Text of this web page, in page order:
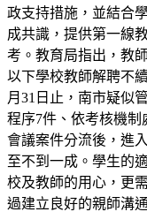
政支持措施，並結合
成共識，提供第一線
考。教育局指出，教
以下學校教師解聘不
月31日止，南市疑似
程序7件、依考核機制
會議案件分流後，進
至不到一成。學生的
校及教師的用心，更
過建立良好的親師溝